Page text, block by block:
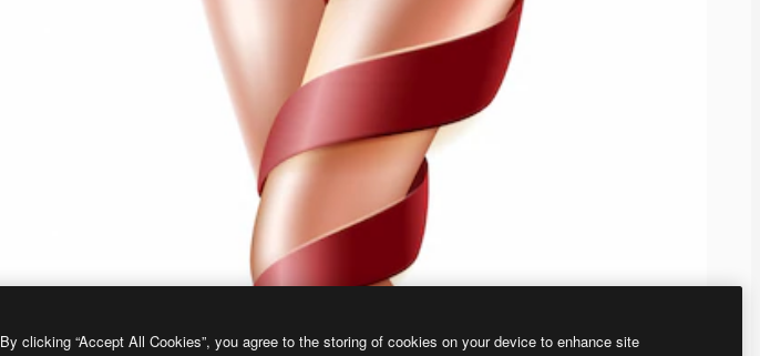
By clicking “Accept All Cookies”, you agree to the storing of cookies on your device to enhance site